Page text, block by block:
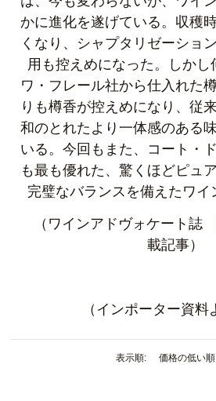
かに進化を遂げている。収穫
くなり、シャプタリゼーショ
用も控えめになった。しかし
ワ・フレール社から仕入れた
りも樽香が控えめになり、従
和のとれたより一体感のある
いる。今回もまた、コート・
も最も優れた、驚くほどピュ
完璧なバランスを備えたワイ
（ワインアドヴォケート
載記事）
（インポーター資料
表示順: 価格の低い順